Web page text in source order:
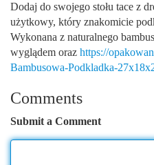
Dodaj do swojego stołu tace z
użytkowy, który znakomicie
Wykonana z naturalnego
wyglądem oraz https://
Bambusowa-Podkladka-
Comments
Submit a Comment